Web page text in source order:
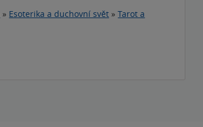
» Esoterika a duchovní svět »Tarot a